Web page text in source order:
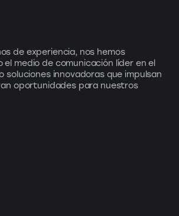
de experiencia, nos hemos
el medio de comunicación líder en el
soluciones innovadoras que impulsan
oportunidades para nuestros